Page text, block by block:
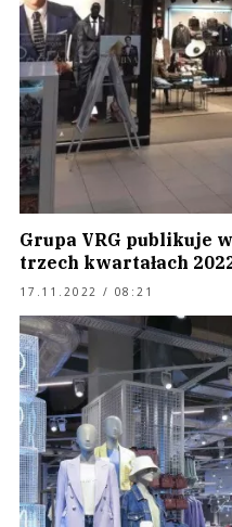
Grupa VRG publikuje
trzech kwartałach
17.11.2022 / 08:21